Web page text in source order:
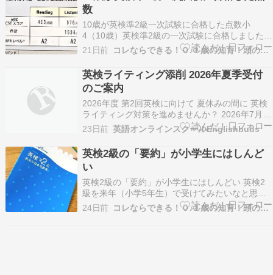
数
10歳が英検準2級一次試験に合格した点数小
4（10歳）英検準2級の一次試験に合格しました。
みみみみ『小4、英検準2級の一次試験の結果』小
4、英検準2級の一次試験の結果が出ました。 試
験終了後、できたできた～♪みたいな感じで帰っ
てきたので まったく信用してなかったんだけど
みみみ…
21日前 コレならできる！０.１歳の知育！頭のいい子を育てたい
英検ライティング添削 2026年夏季受付
のご案内
2026年度 第2回英検に向けて 夏休みの間に 英検
ライティング対策を進めませんか？ 2026年7月20
日から9月30日まで 夏季英検ライティング添削を
受け付けます。 英検のライティングは、ただたく
さん書くだけでは、なか […]
23日前 英語オンラインスクールEnglishbuds
英検2級の「要約」が小学生にはしんど
い
英検2級の「要約」が小学生にはしんどい 英検2
級を来年（小学5年生）で受けてみたいなと思っ
ているけど...「要約」難しすぎないか？みみみみ
『小4、英検準2級の一次試験の結果』小4、英検
24日前 コレならできる！０.１歳の知育！頭のいい子を育てたい